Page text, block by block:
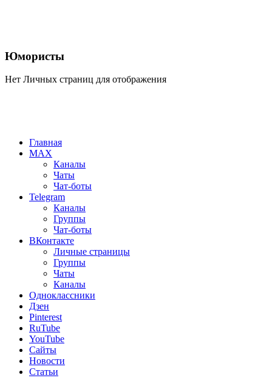
Юмористы
Нет Личных страниц для отображения
Главная
MAX
Каналы
Чаты
Чат-боты
Telegram
Каналы
Группы
Чат-боты
ВКонтакте
Личные страницы
Группы
Чаты
Каналы
Одноклассники
Дзен
Pinterest
RuTube
YouTube
Сайты
Новости
Статьи